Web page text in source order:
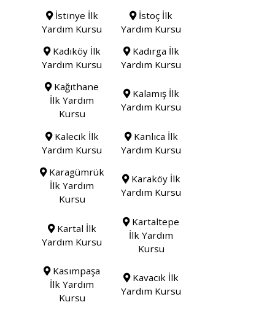
İstinye İlk
Yardım Kursu
İstoç İlk
Yardım Kursu
Kadıköy İlk
Yardım Kursu
Kadırga İlk
Yardım Kursu
Kağıthane
İlk Yardım
Kursu
Kalamış İlk
Yardım Kursu
Kalecik İlk
Yardım Kursu
Kanlıca İlk
Yardım Kursu
Karagümrük
İlk Yardım
Kursu
Karaköy İlk
Yardım Kursu
Kartal İlk
Yardım Kursu
Kartaltepe
İlk Yardım
Kursu
Kasımpaşa
İlk Yardım
Kursu
Kavacık İlk
Yardım Kursu